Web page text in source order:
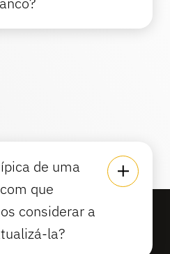
de uma
que
considerar a
la?